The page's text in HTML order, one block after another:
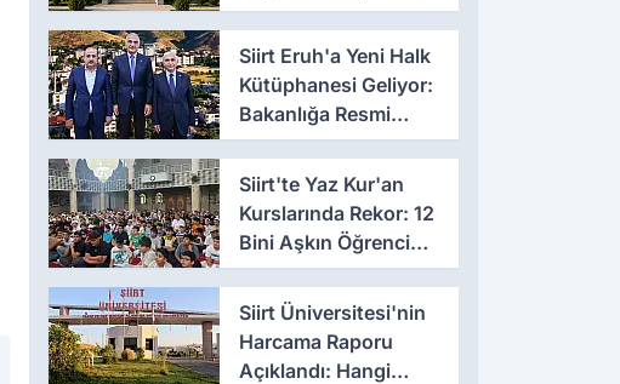
Devrede
Siirt Eruh'a Yeni Halk
Kütüphanesi Geliyor:
Bakanlığa Resmi
Talep İletildi
Siirt'te Yaz Kur'an
Kurslarında Rekor: 12
Bini Aşkın Öğrenci
Eğitim Alıyor
Siirt Üniversitesi'nin
Harcama Raporu
Açıklandı: Hangi